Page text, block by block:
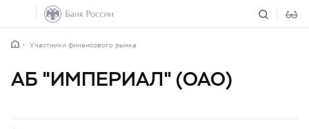
Участники финансового рынка
АБ "ИМПЕРИАЛ" (ОАО)